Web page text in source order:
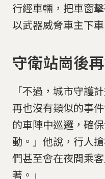
行經車輛，把車窗
以武器威脅車主下
守衛站崗後
「不過，城市守護
再也沒有類似的事
的車陣中巡邏，確
動。」他說，行人
們甚至會在夜間乘
著。」